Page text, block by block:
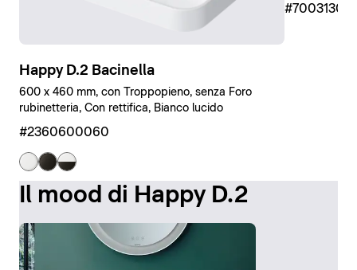
Happy D.2 Bacinella
600 x 460 mm, con Troppopieno, senza Foro
rubinetteria, Con rettifica, Bianco lucido
#2360600060
Il mood di Happy D.2